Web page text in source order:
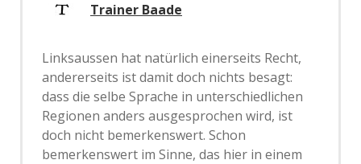
Trainer Baade
Linksaussen hat natürlich einerseits Recht,
andererseits ist damit doch nichts besagt:
dass die selbe Sprache in unterschiedlichen
Regionen anders ausgesprochen wird, ist
doch nicht bemerkenswert. Schon
bemerkenswert im Sinne, das hier in einem